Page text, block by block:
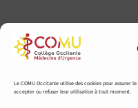
Le COMU Occitanie utilise des cookies pour assurer
accepter ou refuser leur utilisation à tout moment.